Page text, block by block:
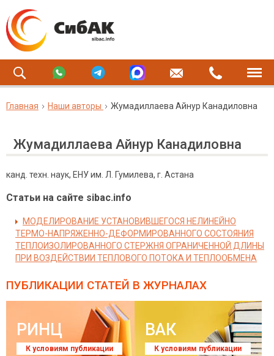
Главная Наши авторы Жумадиллаева Айнур Канадиловна
Жумадиллаева Айнур Канадиловна
канд. техн. наук, ЕНУ им. Л. Гумилева, г. Астана
Статьи на сайте sibac.info
МОДЕЛИРОВАНИЕ УСТАНОВИВШЕГОСЯ НЕЛИНЕЙНО
ТЕРМО-НАПРЯЖЕННО-ДЕФОРМИРОВАННОГО СОСТОЯНИЯ
ТЕПЛОИЗОЛИРОВАННОГО СТЕРЖНЯ ОГРАНИЧЕННОЙ ДЛИНЫ
ПРИ ВОЗДЕЙСТВИИ ТЕПЛОВОГО ПОТОКА И ТЕПЛООБМЕНА
ПУБЛИКАЦИИ СТАТЕЙ В ЖУРНАЛАХ
РИНЦ
К условиям публикации
ВАК
К условиям публикации